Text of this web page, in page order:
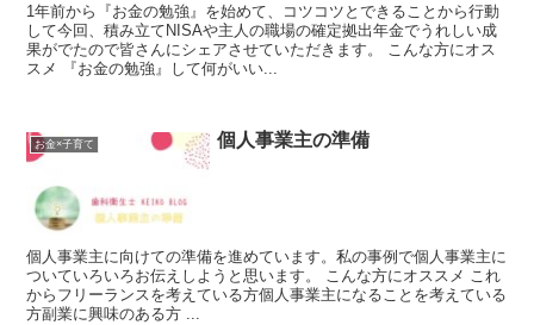
1年前から『お金の勉強』を始めて、コツコツとできることから行動
して今回、積み立てNISAや主人の職場の確定拠出年金でうれしい成
果がでたので皆さんにシェアさせていただきます。 こんな方にオス
スメ 『お金の勉強』して何がいい...
お金×子育て 個人事業主の準備
個人事業主に向けての準備を進めています。私の事例で個人事業主に
ついていろいろお伝えしようと思います。 こんな方にオススメ これ
からフリーランスを考えている方個人事業主になることを考えている
方副業に興味のある方 ...